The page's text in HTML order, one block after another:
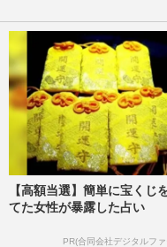
【高額当選】簡単に宝くじ
てた女性が暴露した占い
PR(合同会社デジタルフ